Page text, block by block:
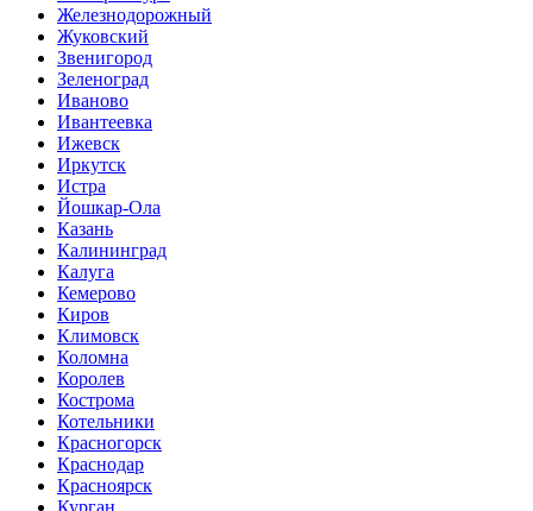
Железнодорожный
Жуковский
Звенигород
Зеленоград
Иваново
Ивантеевка
Ижевск
Иркутск
Истра
Йошкар-Ола
Казань
Калининград
Калуга
Кемерово
Киров
Климовск
Коломна
Королев
Кострома
Котельники
Красногорск
Краснодар
Красноярск
Курган